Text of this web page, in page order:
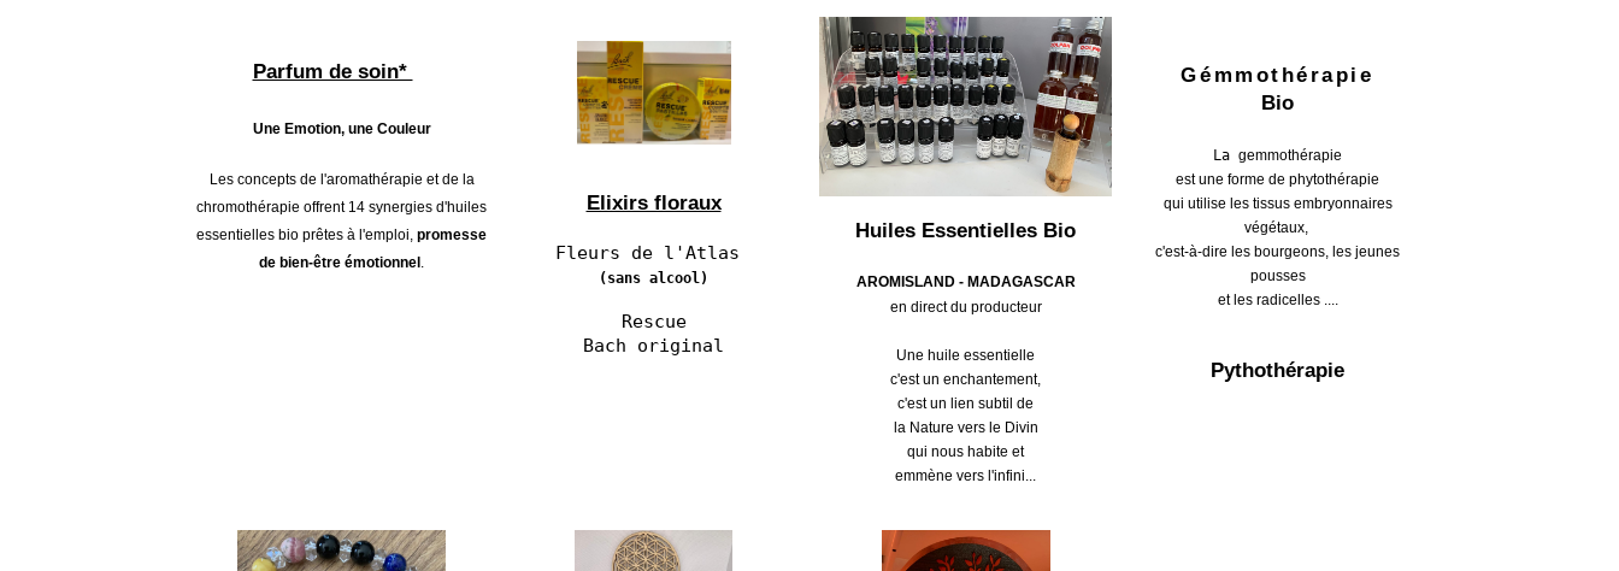
Parfum de soin*
Une Emotion, une Couleur
Les concepts de l'aromathérapie et de la
chromothérapie offrent 14 synergies d'huiles
essentielles bio prêtes à l'emploi, promesse
de bien-être émotionnel
Elixirs floraux
Fleurs de l'Atlas
(sans alcool)
Rescue
Bach original
Huiles Essentielles Bio
AROMISLAND - MADAGASCAR
en direct du producteur
Une huile essentielle
c'est un enchantement,
c'est un lien subtil de
la Nature vers le Divin
qui nous habite et
emmène vers l'infini...
Gémmothérapie
Bio
La gemmothérapie
est une forme de phytothérapie
qui utilise les tissus embryonnaires
végétaux,
c'est-à-dire les bourgeons, les jeunes
pousses
et les radicelles ...
Pythothérapie